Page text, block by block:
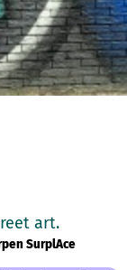
art.
SurplAce